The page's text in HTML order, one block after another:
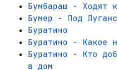
Бумбараш - Ходят
Бумер - Под
Буратино
Буратино - Какое
Буратино - Кто
в дом